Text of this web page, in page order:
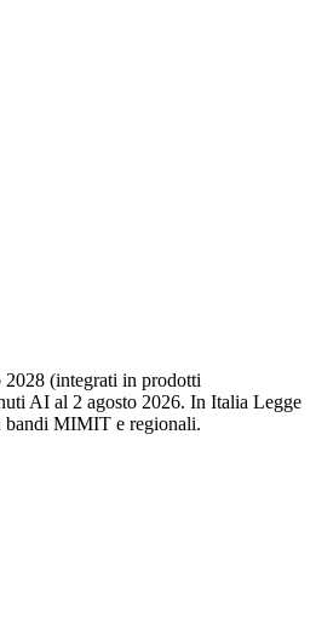
2028 (integrati in prodotti
AI al 2 agosto 2026. In Italia Legge
bandi MIMIT e regionali.